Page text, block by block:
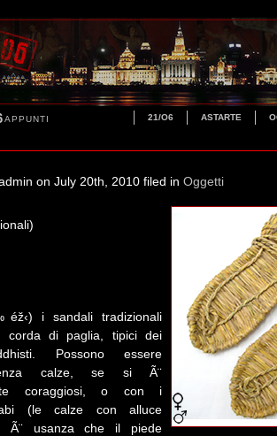
APPUNTI 21/O6 ASTARTE
on July 20th, 2010 filed in Oggetti
i sandali tradizionali
corda di paglia, tipici dei
Possono essere
calze, se si Ã¨
coraggiosi, o con i
(le calze con alluce
Ã¨ usanza che il piede